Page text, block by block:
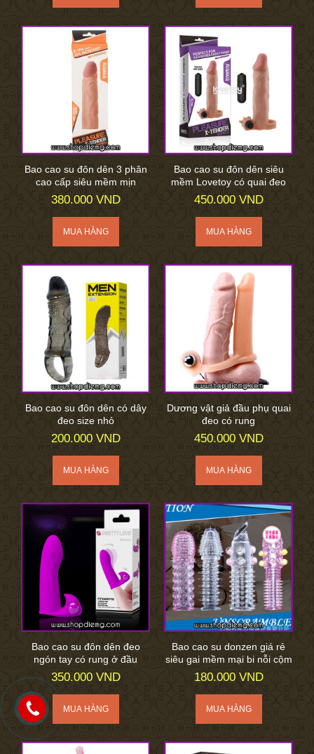
Bao cao su đôn dên 3 phân
cao cấp siêu mềm mịn
380.000 VND
Bao cao su đôn dên siêu
mềm Lovetoy có quai đeo
450.000 VND
Bao cao su đôn dên có dây
đeo size nhỏ
200.000 VND
Dương vật giả đầu phụ quai
đeo có rung
450.000 VND
Bao cao su đôn dên đeo
ngón tay có rung ở đầu
350.000 VND
Bao cao su donzen giá rẻ
siêu gai mềm mại bi nỗi cộm
180.000 VND